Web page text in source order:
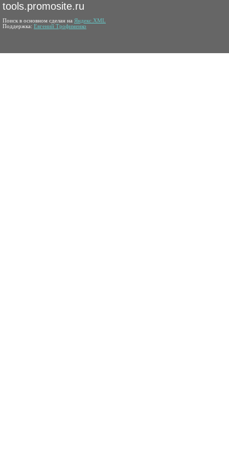
tools.promosite.ru
Поиск в основном сделан на Яндекс.XML
Поддержка: Евгений Трофименко